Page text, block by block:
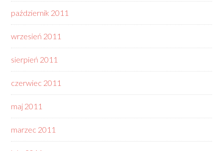
październik 2011
wrzesień 2011
sierpień 2011
czerwiec 2011
maj 2011
marzec 2011